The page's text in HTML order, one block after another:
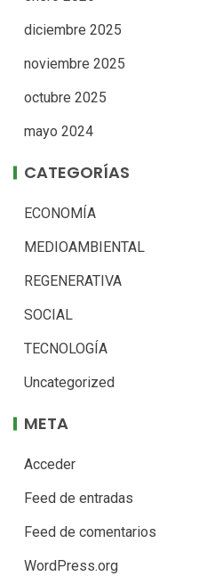
diciembre 2025
noviembre 2025
octubre 2025
mayo 2024
CATEGORÍAS
ECONOMÍA
MEDIOAMBIENTAL
REGENERATIVA
SOCIAL
TECNOLOGÍA
Uncategorized
META
Acceder
Feed de entradas
Feed de comentarios
WordPress.org